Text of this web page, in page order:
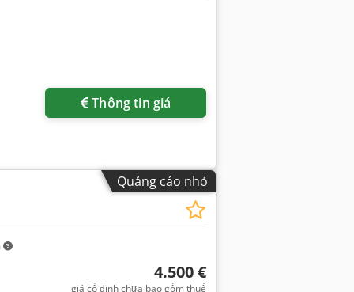
Thông tin giá
Quảng cáo nhỏ
4.500 €
giá cố định chưa bao gồm thuế